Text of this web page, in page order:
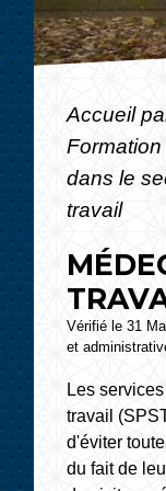
Accueil
Formation
dans le
travail
Vérifié le 31
et
Les
travail
d'éviter
du fait de